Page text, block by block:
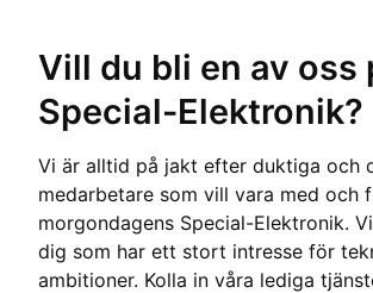
Vill du bli en av oss
Special-Elektronik?
Vi är alltid på jakt efter duktiga och
medarbetare som vill vara med och
morgondagens Special-Elektronik.
dig som har ett stort intresse för
ambitioner. Kolla in våra lediga